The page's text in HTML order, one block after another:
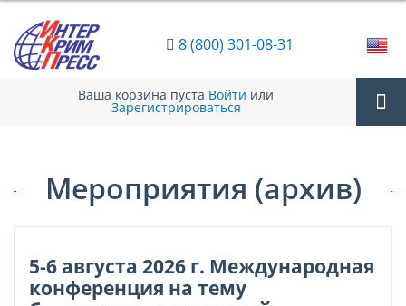
8 (800) 301-08-31
Ваша корзина пуста Войти или
Зарегистрироваться
Мероприятия (архив)
5-6 августа 2026 г. Международная
конференция на тему